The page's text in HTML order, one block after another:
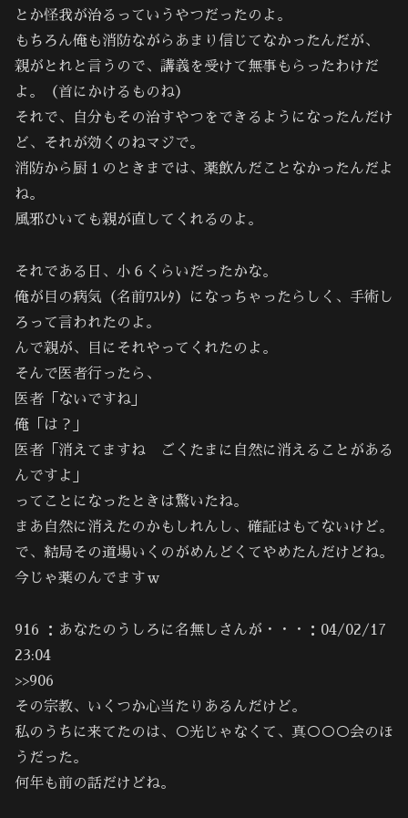
とか怪我が治るっていうやつだったのよ。
もちろん俺も消防ながらあまり信じてなかったんだが、
親がとれと言うので、講義を受けて無事もらったわけだ
よ。（首にかけるものね）
それで、自分もその治すやつをできるようになったんだけ
ど、それが効くのねマジで。
消防から厨１のときまでは、薬飲んだことなかったんだよ
ね。
風邪ひいても親が直してくれるのよ。
それである日、小６くらいだったかな。
俺が目の病気（名前ﾜｽﾚﾀ）になっちゃったらしく、手術し
ろって言われたのよ。
んで親が、目にそれやってくれたのよ。
そんで医者行ったら、
医者「ないですね」
俺「は？」
医者「消えてますね ごくたまに自然に消えることがある
んですよ」
ってことになったときは驚いたね。
まあ自然に消えたのかもしれんし、確証はもてないけど。
で、結局その道場いくのがめんどくてやめたんだけどね。
今じゃ薬のんでますｗ
916 ：あなたのうしろに名無しさんが・・・：04/02/17
23:04
>>906
その宗教、いくつか心当たりあるんだけど。
私のうちに来てたのは、○光じゃなくて、真○○○会のほ
うだった。
何年も前の話だけどね。